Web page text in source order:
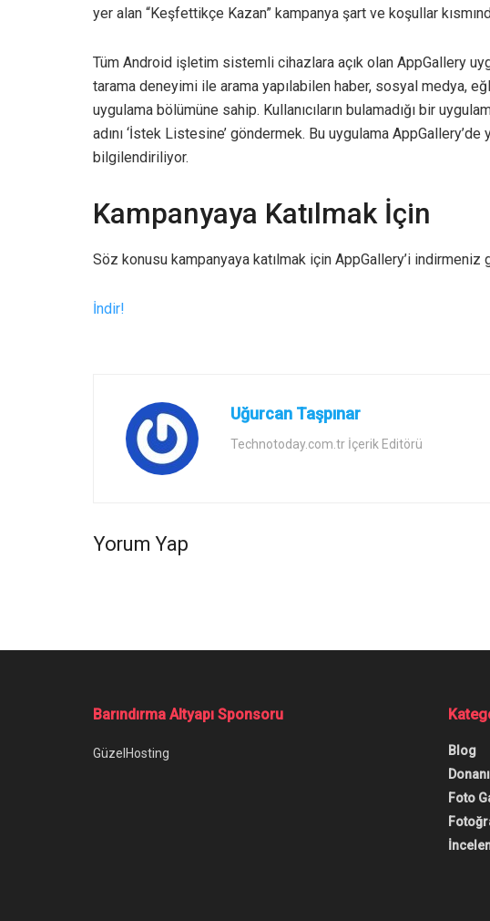
yer alan “Keşfettikçe Kazan” kampanya şart ve koşullar
Tüm Android işletim sistemli cihazlara açık olan AppGallery
tarama deneyimi ile arama yapılabilen haber, sosyal medya,
uygulama bölümüne sahip. Kullanıcıların bulamadığı bir
adını ‘İstek Listesine’ göndermek. Bu uygulama AppGallery’de
bilgilendiriliyor.
Kampanyaya Katılmak İçin
Söz konusu kampanyaya katılmak için AppGallery’i indirmeniz
İndir!
Uğurcan Taşpınar
Technotoday.com.tr İçerik Editörü
Yorum Yap
Ana Sayfa/Bitcoin Yeniden Yükselişte! Her An Her Şey Olabilir
Bitcoin Yeniden